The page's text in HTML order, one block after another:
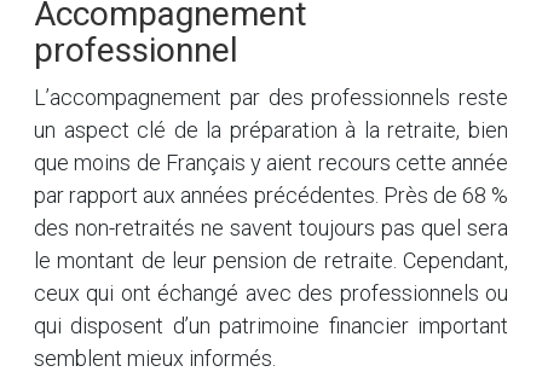
Accompagnement
professionnel
L’accompagnement par des professionnels reste
un aspect clé de la préparation à la retraite, bien
que moins de Français y aient recours cette année
par rapport aux années précédentes. Près de 68 %
des non-retraités ne savent toujours pas quel sera
le montant de leur pension de retraite. Cependant,
ceux qui ont échangé avec des professionnels ou
qui disposent d’un patrimoine financier important
semblent mieux informés.